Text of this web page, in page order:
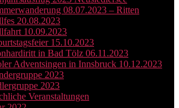
08.07.2023 – Ritten
20.08.2023
10.09.2023
15.10.2023
in Bad Tölz 06.11.2023
Adventsingen in Innsbruck 10.12.2023
2023
2023
Veranstaltungen